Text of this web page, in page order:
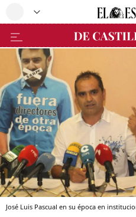
José Luis Pascual en su época en